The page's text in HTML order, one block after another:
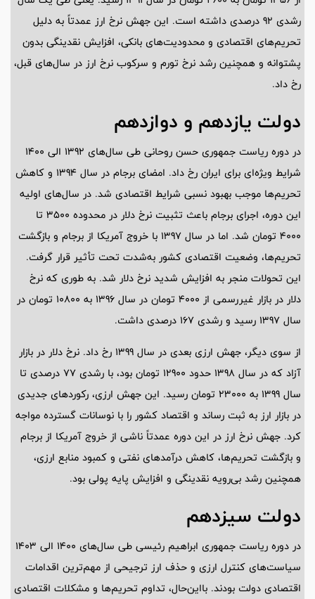
رشدی 92 درصدی داشته است. این جهش نرخ ارز عمدتاً به دلیل
تحریم‌های اقتصادی و محدودیت‌های بانکی، افزایش نقدینگی بدون
پشتوانه و همچنین رشد نرخ تورم و سرکوب نرخ ارز در سال‌های قبل،
رخ داد.
دولت یازدهم و دوازدهم
در دوره ریاست جمهوری حسن روحانی طی سال‌های 1392 الی 1400
شرایط ویژه‌ای برای ایران رخ داد. امضای برجام در سال 1394 و کاهش
تحریم‌ها موجب بهبود نسبی شرایط اقتصادی شد. در سال‌های اولیه
این دوره، اجرای برجام باعث تثبیت نرخ دلار در محدوده 3500 تا
4000 تومان شد. اما در سال 1397 با خروج آمریکا از برجام و بازگشت
تحریم‌ها، وضعیت اقتصادی کشور به‌شدت تحت تأثیر قرار گرفت.
این تحولات منجر به افزایش شدید نرخ دلار شد. به طوری که نرخ
دلار در بازار غیررسمی از 4000 تومان در سال 1396 به 10800 تومان در
سال 1397 رسید و رشدی 167 درصدی داشت.
از سوی دیگر، جهش ارزی بعدی در سال 1399 رخ داد. نرخ دلار در بازار
آزاد که در سال 1398 حدود 12900 تومان بود، با رشدی 77 درصدی تا
سال 1399 به 23000 تومان رسید. این جهش ارزی، رکورد‌های جدیدی
در بازار ارز به ثبت رساند و اقتصاد کشور را با نوسانات گسترده مواجه
کرد. جهش نرخ ارز در این دوره عمدتاً ناشی از خروج آمریکا از برجام
و بازگشت تحریم‌ها، کاهش درآمد‌های نفتی و کمبود منابع ارزی،
همچنین رشد بی‌رویه نقدینگی و افزایش پایه پولی بود.
دولت سیزدهم
در دوره ریاست جمهوری ابراهیم رئیسی طی سال‌های 1400 الی 1403
سیاست‌های کنترل ارزی و حذف ارز ترجیحی از مهم‌ترین اقدامات
اقتصادی دولت بودند. بااین‌حال، تداوم تحریم‌ها و مشکلات اقتصادی